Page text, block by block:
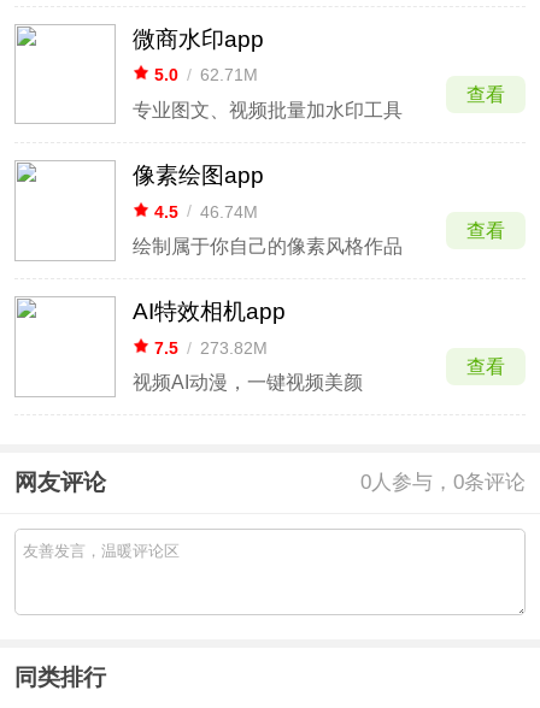
微商水印app
5.0 / 62.71M
专业图文、视频批量加水印工具
查看
像素绘图app
4.5 / 46.74M
绘制属于你自己的像素风格作品
查看
AI特效相机app
7.5 / 273.82M
视频AI动漫，一键视频美颜
查看
网友评论 0人参与，0条评论
同类排行